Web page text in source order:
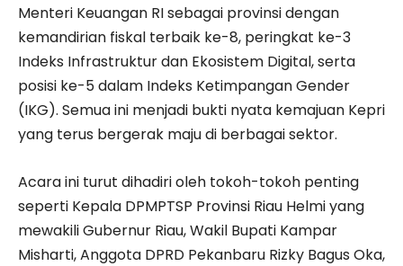
Menteri Keuangan RI sebagai provinsi dengan
kemandirian fiskal terbaik ke-8, peringkat ke-3
Indeks Infrastruktur dan Ekosistem Digital, serta
posisi ke-5 dalam Indeks Ketimpangan Gender
(IKG). Semua ini menjadi bukti nyata kemajuan Kepri
yang terus bergerak maju di berbagai sektor.
Acara ini turut dihadiri oleh tokoh-tokoh penting
seperti Kepala DPMPTSP Provinsi Riau Helmi yang
mewakili Gubernur Riau, Wakil Bupati Kampar
Misharti, Anggota DPRD Pekanbaru Rizky Bagus Oka,